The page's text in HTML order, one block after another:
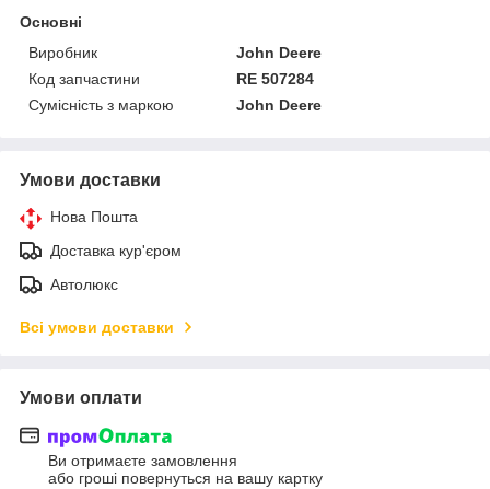
Основні
Виробник
John Deere
Код запчастини
RE 507284
Сумісність з маркою
John Deere
Умови доставки
Нова Пошта
Доставка кур'єром
Автолюкс
Всі умови доставки
Умови оплати
Ви отримаєте замовлення
або гроші повернуться на вашу картку